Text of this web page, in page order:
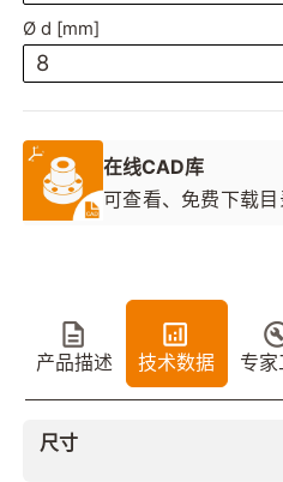
Ø d [mm]
8
在线CAD库
可查看、免费下载目
产品描述 技术数据 专
尺寸